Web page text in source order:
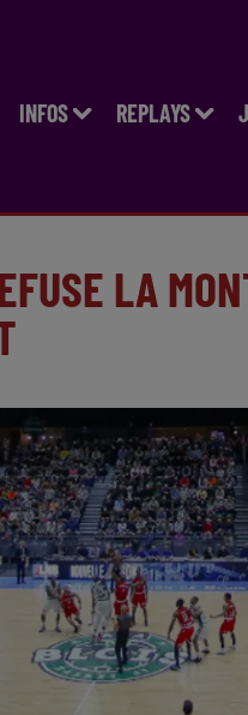
INFOS REPLAYS
LA